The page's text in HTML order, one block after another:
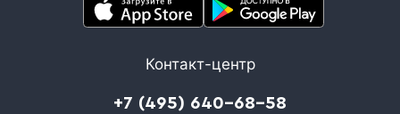
Контакт-центр
+7 (495) 640-68-58